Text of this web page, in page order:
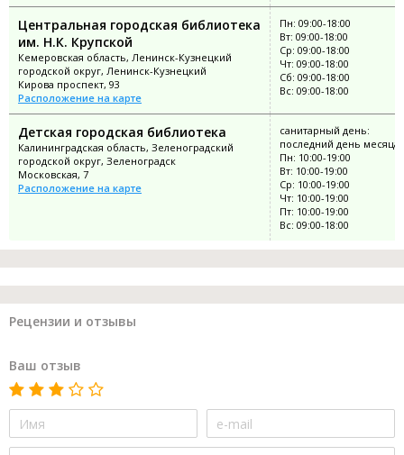
Центральная городская библиотека
им. Н.К. Крупской
Кемеровская область, Ленинск-Кузнецкий
городской округ, Ленинск-Кузнецкий
Кирова проспект, 93
Расположение на карте
Пн: 09:00-18:00
Вт: 09:00-18:00
Ср: 09:00-18:00
Чт: 09:00-18:00
Сб: 09:00-18:00
Вс: 09:00-18:00
Детская городская библиотека
Калининградская область, Зеленоградский
городской округ, Зеленоградск
Московская, 7
Расположение на карте
санитарный день:
последний день месяца
Пн: 10:00-19:00
Вт: 10:00-19:00
Ср: 10:00-19:00
Чт: 10:00-19:00
Пт: 10:00-19:00
Вс: 09:00-18:00
Рецензии и отзывы
Ваш отзыв